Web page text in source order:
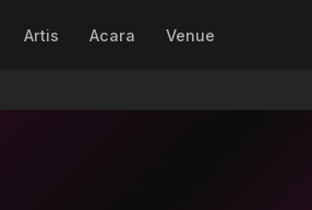
Artis Acara Venue